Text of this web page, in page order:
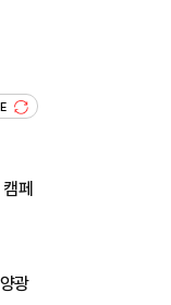
페
광